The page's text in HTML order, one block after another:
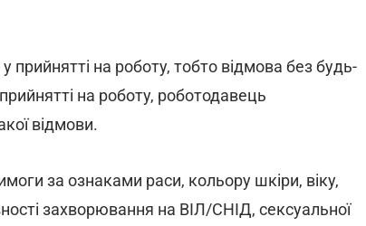
прийнятті на роботу, тобто відмова без будь-
на роботу, роботодавець
відмови.
за ознаками раси, кольору шкіри, віку,
захворювання на ВІЛ/СНІД, сексуальної